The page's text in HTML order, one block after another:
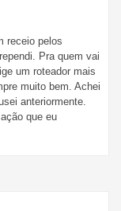
receio pelos
Pra quem vai
um roteador mais
muito bem. Achei
anteriormente.
que eu